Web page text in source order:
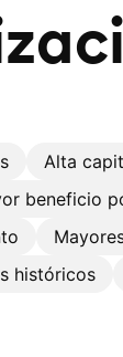
Alta
beneficio
históricos